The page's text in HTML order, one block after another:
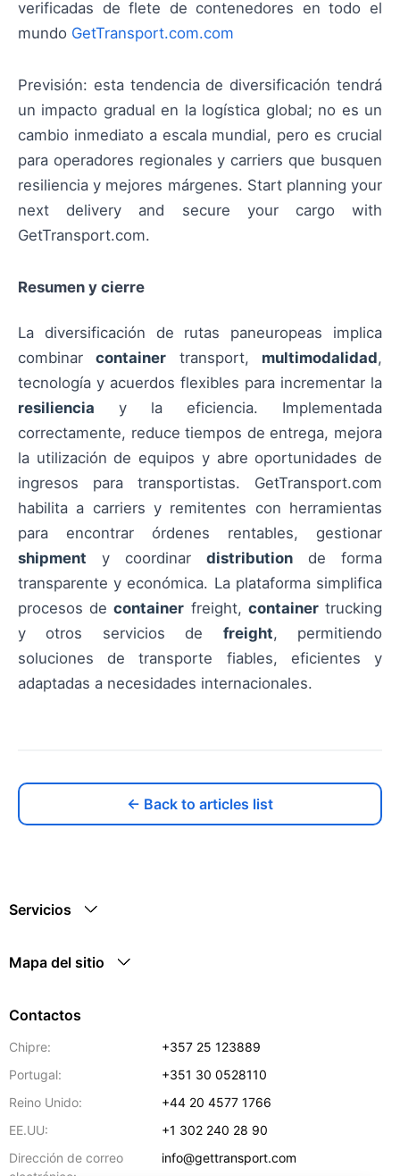
verificadas de flete de contenedores en todo el
mundo GetTransport.com.com
Previsión: esta tendencia de diversificación tendrá
un impacto gradual en la logística global; no es un
cambio inmediato a escala mundial, pero es crucial
para operadores regionales y carriers que busquen
resiliencia y mejores márgenes. Start planning your
next delivery and secure your cargo with
GetTransport.com.
Resumen y cierre
La diversificación de rutas paneuropeas implica
combinarcontainer transport, multimodalidad,
tecnología y acuerdos flexibles para incrementar la
resiliencia y la eficiencia. Implementada
correctamente, reduce tiempos de entrega, mejora
la utilización de equipos y abre oportunidades de
ingresos para transportistas. GetTransport.com
habilita a carriers y remitentes con herramientas
para encontrar órdenes rentables, gestionar
shipment y coordinar distribution de forma
transparente y económica. La plataforma simplifica
procesos decontainer freight, containertrucking
y otros servicios de freight, permitiendo
soluciones de transporte fiables, eficientes y
adaptadas a necesidades internacionales.
← Back to articles list
Servicios
Mapa del sitio
Contactos
Chipre:
+357 25 123889
Portugal:
+351 30 0528110
Reino Unido:
+44 20 4577 1766
EE.UU:
+1 302 240 28 90
Dirección de correo
info@gettransport.com